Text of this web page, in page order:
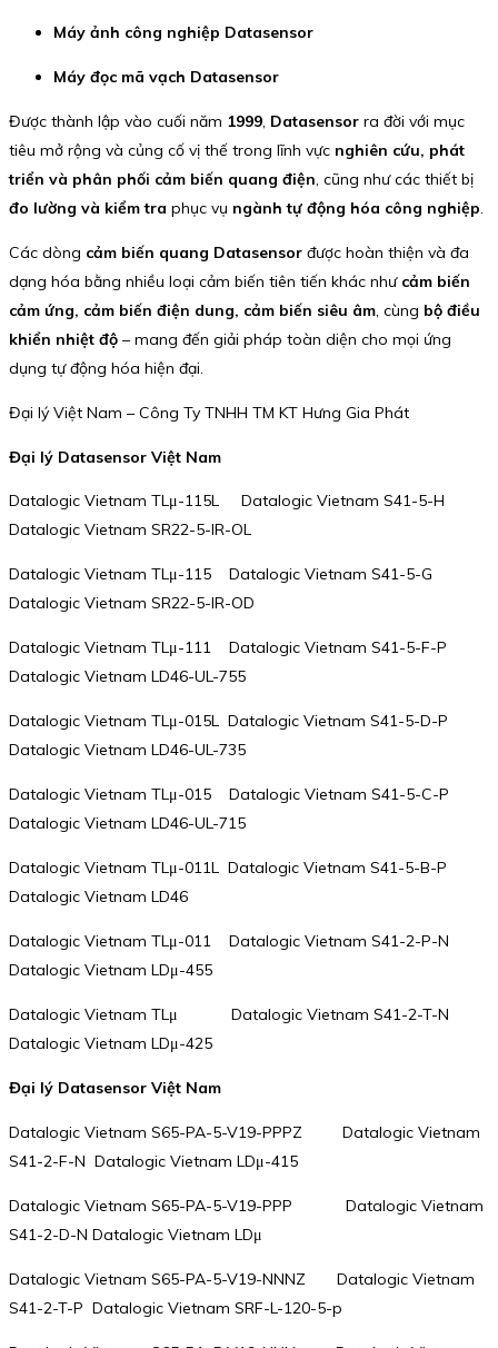
Máy ảnh công nghiệp Datasensor
Máy đọc mã vạch Datasensor
Được thành lập vào cuối năm 1999, Datasensor ra đời với mục
tiêu mở rộng và củng cố vị thế trong lĩnh vực nghiên cứu, phát
triển và phân phối cảm biến quang điện, cũng như các thiết bị
đo lường và kiểm tra phục vụ ngành tự động hóa công nghiệp.
Các dòng cảm biến quang Datasensor được hoàn thiện và đa
dạng hóa bằng nhiều loại cảm biến tiên tiến khác như cảm biến
cảm ứng, cảm biến điện dung, cảm biến siêu âm, cùng bộ điều
khiển nhiệt độ – mang đến giải pháp toàn diện cho mọi ứng
dụng tự động hóa hiện đại.
Đại lý Việt Nam – Công Ty TNHH TM KT Hưng Gia Phát
Đại lý Datasensor Việt Nam
Datalogic Vietnam TLμ-115L Datalogic Vietnam S41-5-H
Datalogic Vietnam SR22-5-IR-OL
Datalogic Vietnam TLμ-115 Datalogic Vietnam S41-5-G
Datalogic Vietnam SR22-5-IR-OD
Datalogic Vietnam TLμ-111 Datalogic Vietnam S41-5-F-P
Datalogic Vietnam LD46-UL-755
Datalogic Vietnam TLμ-015L Datalogic Vietnam S41-5-D-P
Datalogic Vietnam LD46-UL-735
Datalogic Vietnam TLμ-015 Datalogic Vietnam S41-5-C-P
Datalogic Vietnam LD46-UL-715
Datalogic Vietnam TLμ-011L Datalogic Vietnam S41-5-B-P
Datalogic Vietnam LD46
Datalogic Vietnam TLμ-011 Datalogic Vietnam S41-2-P-N
Datalogic Vietnam LDμ-455
Datalogic Vietnam TLμ Datalogic Vietnam S41-2-T-N
Datalogic Vietnam LDμ-425
Đại lý Datasensor Việt Nam
Datalogic Vietnam S65-PA-5-V19-PPPZ Datalogic Vietnam
S41-2-F-N Datalogic Vietnam LDμ-415
Datalogic Vietnam S65-PA-5-V19-PPP Datalogic Vietnam
S41-2-D-N Datalogic Vietnam LDμ
Datalogic Vietnam S65-PA-5-V19-NNNZ Datalogic Vietnam
S41-2-T-P Datalogic Vietnam SRF-L-120-5-p